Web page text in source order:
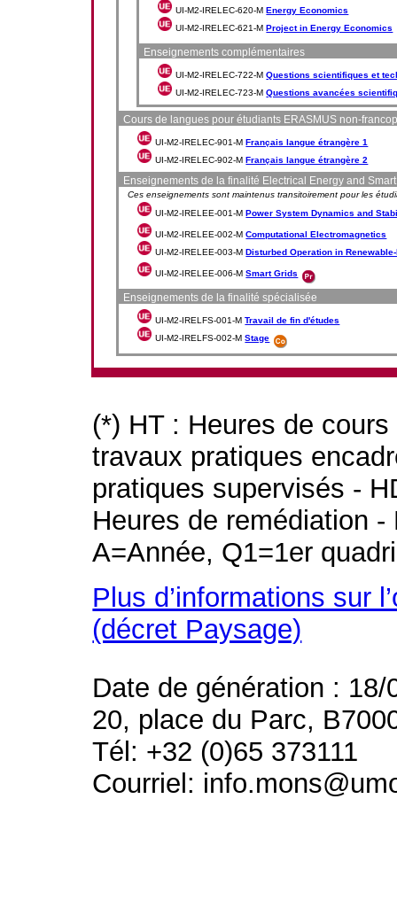
UI-M2-IRELEC-620-MEnergy Economics
UI-M2-IRELEC-621-MProject in Energy Economics
Enseignements complémentaires
UI-M2-IRELEC-722-MQuestions scientifiques et
UI-M2-IRELEC-723-MQuestions avancées
Cours de langues pour étudiants ERASMUS non-
UI-M2-IRELEC-901-MFrançais langue étrangère 1
UI-M2-IRELEC-902-MFrançais langue étrangère 2
Enseignements de la finalité Electrical Energy and
Ces enseignements sont maintenus transitoirement pour les
UI-M2-IRELEE-001-MPower System Dynamics and
UI-M2-IRELEE-002-MComputational Electromagnetics
UI-M2-IRELEE-003-MDisturbed Operation in
UI-M2-IRELEE-006-MSmart Grids
Enseignements de la finalité spécialisée
UI-M2-IRELFS-001-MTravail de fin d'études
UI-M2-IRELFS-002-MStage
(*) HT : Heures de
travaux pratiques
pratiques supervisés -
Heures de remédiation
A=Année, Q1=1er
Plus d’informations sur
(décret Paysage)
Date de génération : 18/
20, place du Parc,
Tél: +32 (0)65 373111
Courriel: